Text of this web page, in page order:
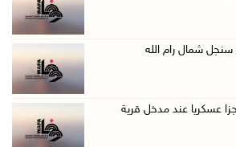
في نابلس ويداهم منازل ...
شمال رام الله
عسكريا عند مدخل قرية